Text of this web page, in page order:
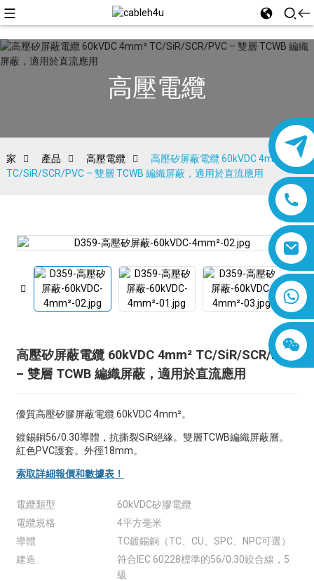
8618019377761
高壓電纜
家 產品 高壓電纜
高壓矽屏蔽電纜 60kVDC 4mm²
TC/SiR/SCR/PVC – 雙層 TCWB 編織屏蔽，適用於直流應用
高壓矽屏蔽電纜 60kVDC 4mm² TC/SiR/SCR/PVC
– 雙層 TCWB 編織屏蔽，適用於直流應用
優質高壓矽膠屏蔽電纜 60kVDC 4mm²。
鍍錫銅56/0.30導體，抗撕裂SiR絕緣。雙層TCWB編織屏蔽層。
紅色PVC護套。外徑18mm。
索取詳細報價和數據表！
電纜類型
60kVDC矽膠電纜
電纜規格
4平方毫米
導體
TC鍍錫銅（TC、CU、SPC、NPC可選）
建造
符合IEC 60228標準的56/0.30絞合線，5
級